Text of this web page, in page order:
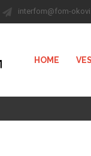
interfom@fom-
HOME